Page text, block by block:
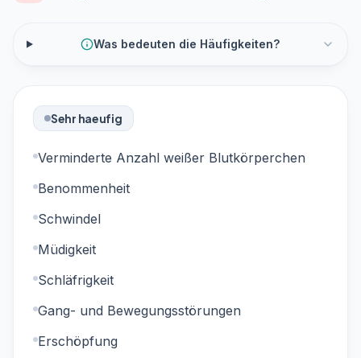
Was bedeuten die Häufigkeiten?
Sehr haeufig
Verminderte Anzahl weißer Blutkörperchen
Benommenheit
Schwindel
Müdigkeit
Schläfrigkeit
Gang- und Bewegungsstörungen
Erschöpfung